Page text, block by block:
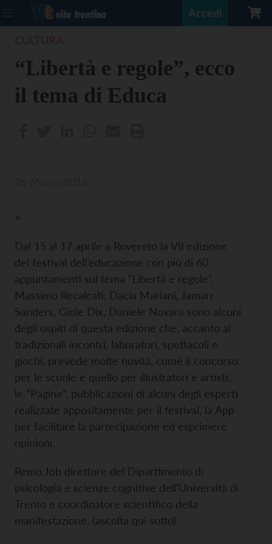
Accedi
“Libertà e regole”, ecco
il tema di Educa
>
Dal 15 al 17 aprile a Rovereto la VII edizione
del festival dell’educazione con più di 60
appuntamenti sul tema “Libertà e regole”.
Massimo Recalcati, Dacia Mariani, Jamarr
Sanders, Giole Dix, Daniele Novara sono alcuni
degli ospiti di questa edizione che, accanto ai
tradizionali incontri, laboratori, spettacoli e
giochi, prevede molte novità, come il concorso
per le scuole e quello per illustratori e artisti,
le “Pagine”, pubblicazioni di alcuni degli esperti
realizzate appositamente per il festival, la App
per facilitare la partecipazione ed esprimere
opinioni.
Remo Job direttore del Dipartimento di
psicologia e scienze cognitive dell’Università di
Trento e coordinatore scientifico della
manifestazione. (ascolta qui sotto)